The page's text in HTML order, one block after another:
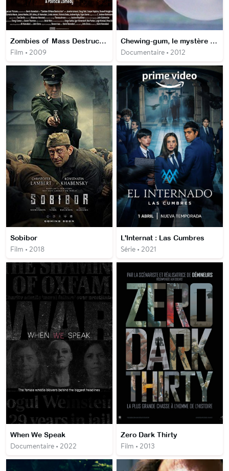
Zombies of Mass Destruction
Film • 2009
Chewing-gum, le mystère des bulles de gomme
Documentaire • 2012
Sobibor
Film • 2018
L'Internat : Las Cumbres
Série • 2021
When We Speak
Documentaire • 2022
Zero Dark Thirty
Film • 2013